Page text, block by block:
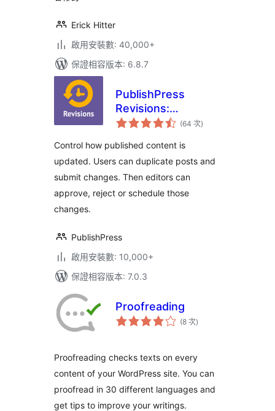
Erick Hitter
啟用安裝數: 40,000+
保證相容版本: 6.8.7
PublishPress
Revisions:
Duplicate Posts,
and Schedule
Content Changes
(64 次評
分)
Control how published content is
updated. Users can duplicate posts and
submit changes. Then editors can
approve, reject or schedule those
changes.
PublishPress
啟用安裝數: 10,000+
保證相容版本: 7.0.3
Proofreading
(8 次評
分)
Proofreading checks texts on every
content of your WordPress site. You can
proofread in 30 different languages and
get tips to improve your writings.